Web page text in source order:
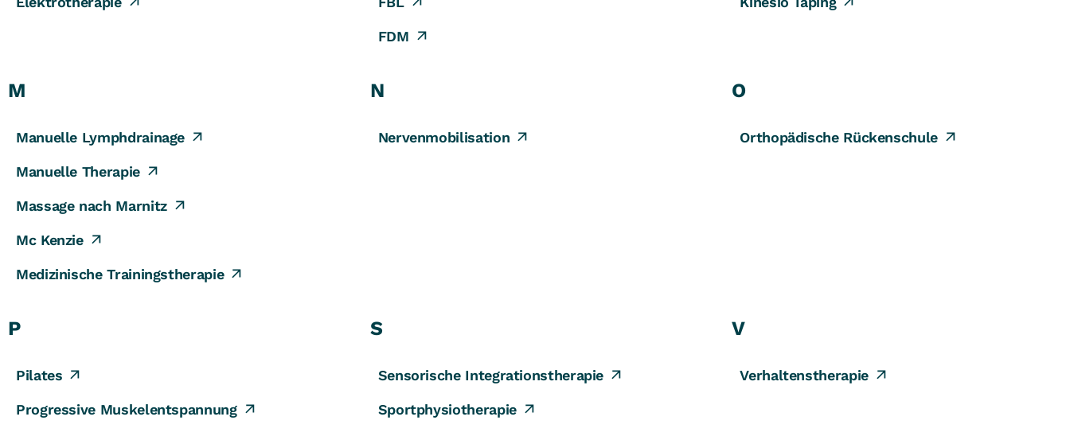
FDM
M
Manuelle Lymphdrainage
Manuelle Therapie
Massage nach Marnitz
Mc Kenzie
Medizinische Trainingstherapie
N
Nervenmobilisation
O
Orthopädische Rückenschule
P
Pilates
Progressive Muskelentspannung
S
Sensorische Integrationstherapie
Sportphysiotherapie
V
Verhaltenstherapie